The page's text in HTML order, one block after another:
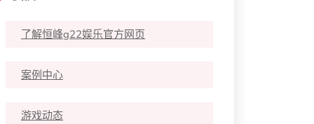
了解恒峰g22娱乐官方网页
案例中心
游戏动态